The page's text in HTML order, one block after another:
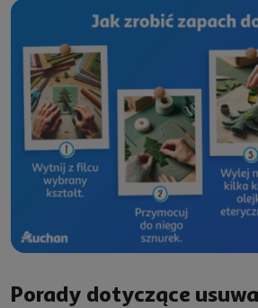
Porady dotyczące